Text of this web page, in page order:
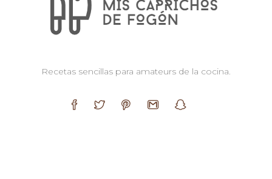
Recetas sencillas para amateurs de la cocina.